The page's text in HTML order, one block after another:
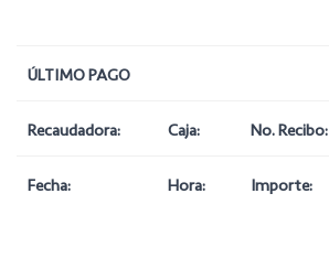
ÚLTIMO PAGO
Recaudadora: Caja: No. Recibo:
Fecha: Hora: Importe: